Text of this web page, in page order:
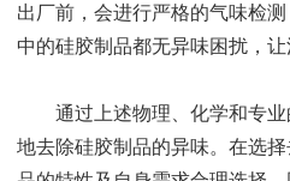
出厂前，会进行严格的气味检
中的硅胶制品都无异味困扰，让
通过上述物理、化学和专业
地去除硅胶制品的异味。在选